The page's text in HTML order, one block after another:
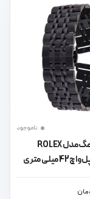
ها ممکن است در
ناموجود
بند فلزی سومگ مدل ROLEX
متری
دارای انواع مختلفی